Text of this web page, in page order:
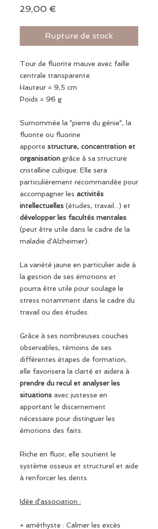
29,00 €
Rupture de stock
Tour de fluorite mauve avec faille
centrale transparente.
Hauteur = 9,5 cm
Poids = 96 g
Surnommée la "pierre du génie", la
fluorite ou fluorine
apporte structure, concentration et
organisation grâce à sa structure
cristalline cubique. Elle sera
particulièrement recommandée pour
accompagner les activités
intellectuelles (études, travail...) et
développer les facultés mentales
(peut être utile dans le cadre de la
maladie d'Alzheimer).
La variété jaune en particulier aide à
la gestion de ses émotions et
pourra être utile pour soulage le
stress notamment dans le cadre du
travail ou des études.
Grâce à ses nombreuses couches
observables, témoins de ses
différentes étapes de formation,
elle favorisera la clarté et aidera à
prendre du recul et analyser les
situations avec justesse en
apportant le discernement
nécessaire pour distinguer les
émotions des faits.
Riche en fluor, elle soutient le
système osseux et structurel et aide
à renforcer les dents.
Idée d'association :
+ améthyste : Calmer les excès